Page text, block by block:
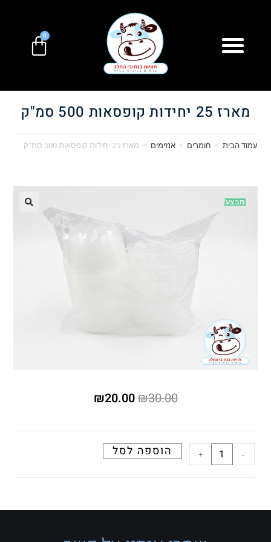
0
מארז 25 יחידות קופסאות 500 סמ"ק
עמוד הבית > חומרים > אנזימים > מארז 25 יחידות קופסאות 500 סמ"ק
מבצע!
₪30.00
₪20.00
-
+ הוספה לסל